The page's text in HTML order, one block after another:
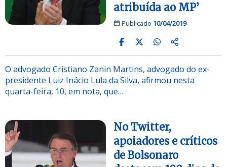
atribuída ao MP’
Publicado 10/04/2019
O advogado Cristiano Zanin Martins, advogado do ex-
presidente Luiz Inácio Lula da Silva, afirmou nesta
quarta-feira, 10, em nota, que…
No Twitter,
apoiadores e críticos
de Bolsonaro